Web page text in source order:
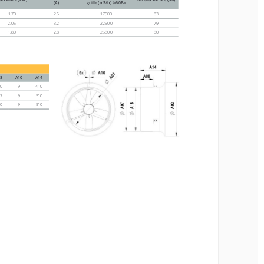
510
1750 0
2.8 25800 80
A10 A14
9 410
9 510
9 510
(A)
grille (m3/h) à 60Pa
1.70 2.6 1750 0 83
2.05 3.2 22500 79
1.80 2.8 25800 80